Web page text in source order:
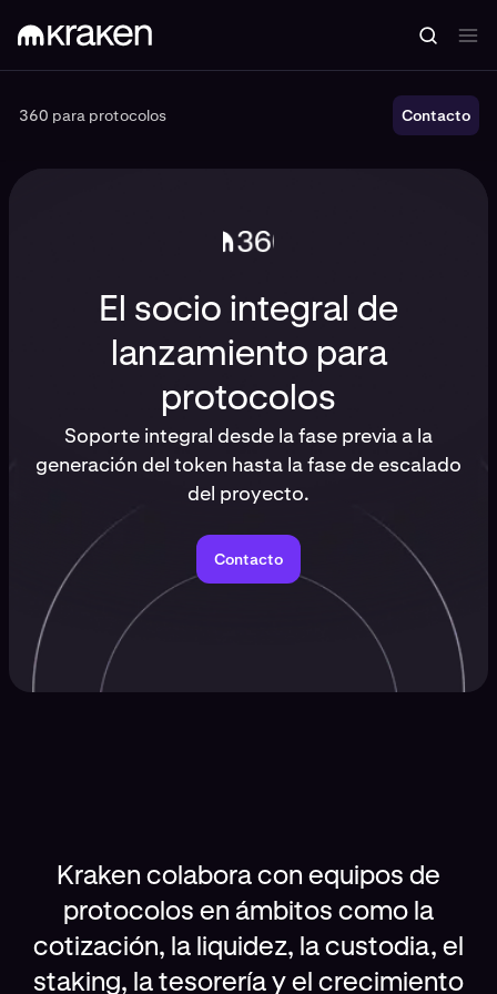
360 para protocolos Contacto
El socio integral de
lanzamiento para
protocolos
Soporte integral desde la fase previa a la
generación del token hasta la fase de escalado
del proyecto.
Contacto
Kraken colabora con equipos de
protocolos en ámbitos como la
cotización, la liquidez, la custodia, el
staking, la tesorería y el crecimiento